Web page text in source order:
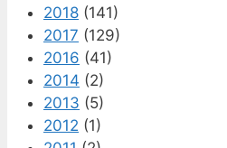
2018 (141)
2017 (129)
2016 (41)
2014 (2)
2013 (5)
2012 (1)